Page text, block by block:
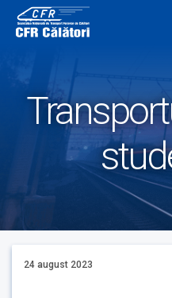
content
24 august 2023